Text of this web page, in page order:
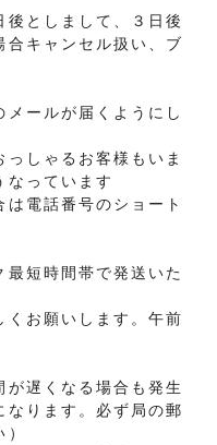
としまして、３日後
合キャンセル扱い、ブ
メールが届くようにし
しゃるお客様もいま
なっています
電話番号のショート
短時間帯で発送いた
お願いします。午前
が遅くなる場合も発生
なります。必ず局の郵